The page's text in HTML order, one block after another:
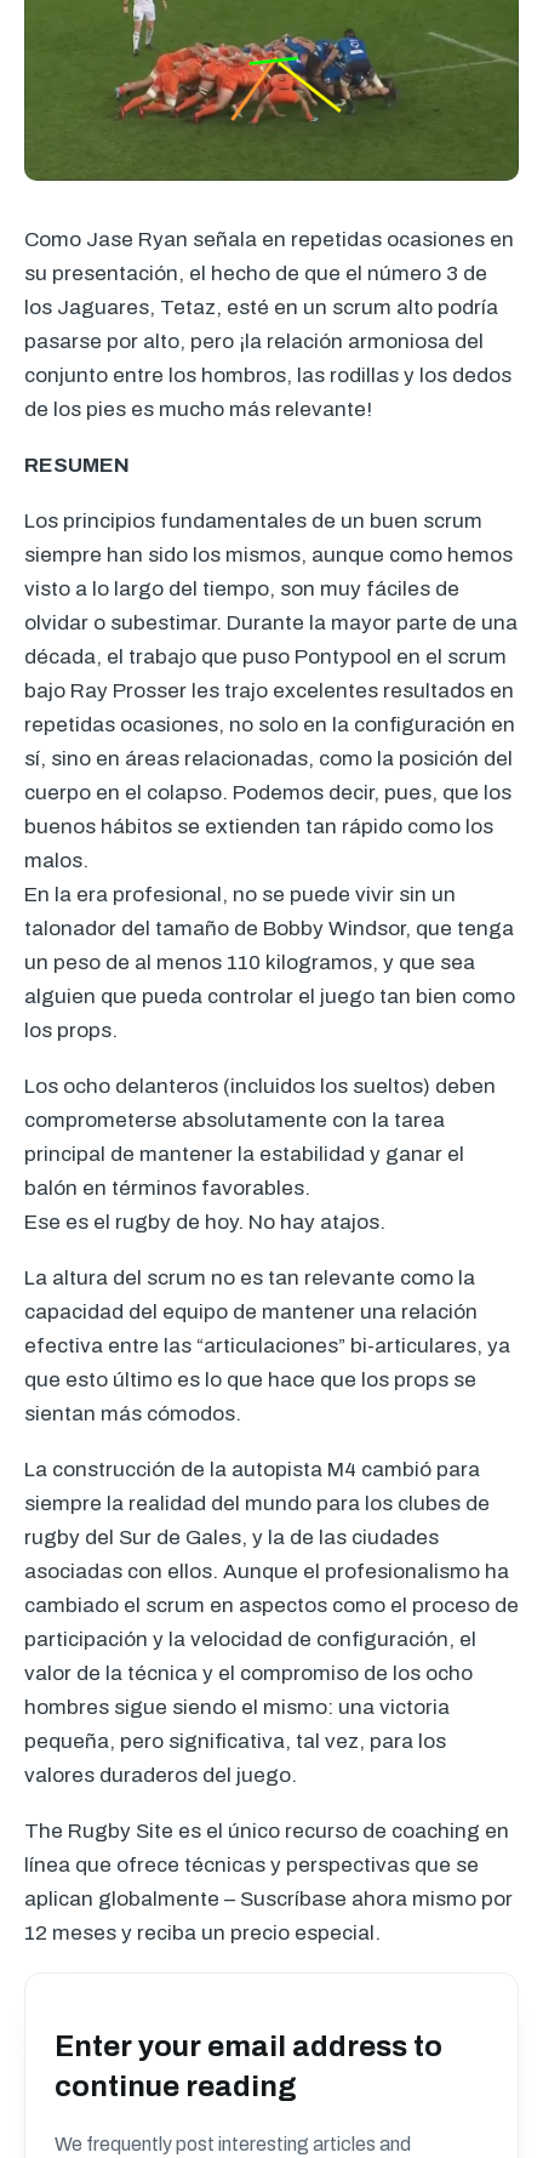
Como Jase Ryan señala en repetidas ocasiones en
su presentación, el hecho de que el número 3 de
los Jaguares, Tetaz, esté en un scrum alto podría
pasarse por alto, pero ¡la relación armoniosa del
conjunto entre los hombros, las rodillas y los dedos
de los pies es mucho más relevante!
RESUMEN
Los principios fundamentales de un buen scrum
siempre han sido los mismos, aunque como hemos
visto a lo largo del tiempo, son muy fáciles de
olvidar o subestimar. Durante la mayor parte de una
década, el trabajo que puso Pontypool en el scrum
bajo Ray Prosser les trajo excelentes resultados en
repetidas ocasiones, no solo en la configuración en
sí, sino en áreas relacionadas, como la posición del
cuerpo en el colapso. Podemos decir, pues, que los
buenos hábitos se extienden tan rápido como los
malos.
En la era profesional, no se puede vivir sin un
talonador del tamaño de Bobby Windsor, que tenga
un peso de al menos 110 kilogramos, y que sea
alguien que pueda controlar el juego tan bien como
los props.
Los ocho delanteros (incluidos los sueltos) deben
comprometerse absolutamente con la tarea
principal de mantener la estabilidad y ganar el
balón en términos favorables.
Ese es el rugby de hoy. No hay atajos.
La altura del scrum no es tan relevante como la
capacidad del equipo de mantener una relación
efectiva entre las “articulaciones” bi-articulares, ya
que esto último es lo que hace que los props se
sientan más cómodos.
La construcción de la autopista M4 cambió para
siempre la realidad del mundo para los clubes de
rugby del Sur de Gales, y la de las ciudades
asociadas con ellos. Aunque el profesionalismo ha
cambiado el scrum en aspectos como el proceso de
participación y la velocidad de configuración, el
valor de la técnica y el compromiso de los ocho
hombres sigue siendo el mismo: una victoria
pequeña, pero significativa, tal vez, para los
valores duraderos del juego.
The Rugby Site es el único recurso de coaching en
línea que ofrece técnicas y perspectivas que se
aplican globalmente – Suscríbase ahora mismo por
12 meses y reciba un precio especial.
Enter your email address to
continue reading
We frequently post interesting articles and